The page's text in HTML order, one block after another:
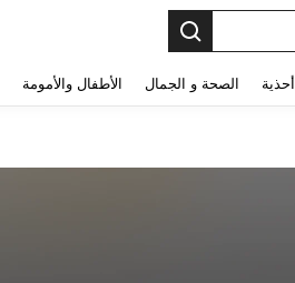
أحذية الصحة و الجمال الأطفال والأمومة